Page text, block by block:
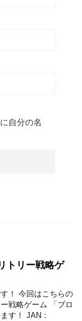
自分の名
トリー戦略ゲ
！ 今回はこちらの
戦略ゲーム 「ブロ
す！ JAN：